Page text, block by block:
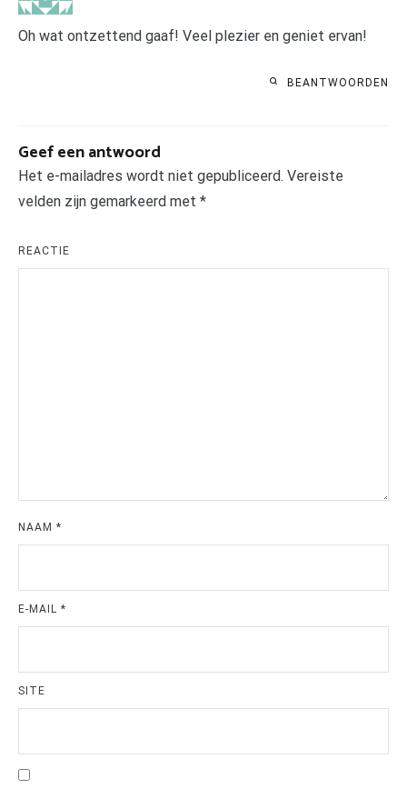
Oh wat ontzettend gaaf! Veel plezier en geniet ervan!
BEANTWOORDEN
Geef een antwoord
Het e-mailadres wordt niet gepubliceerd. Vereiste
velden zijn gemarkeerd met *
REACTIE
NAAM *
E-MAIL *
SITE